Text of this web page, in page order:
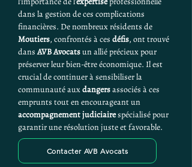
dans la gestion de ces complications
financières. De nombreux résidents de
Moutiers, confrontés à ces défis, ont trouvé
dans AVB Avocats un allié précieux pour
préserver leur bien-être économique. Il est
crucial de continuer à sensibiliser la
communauté aux dangers associés à ces
emprunts tout en encourageant un
accompagnement judiciaire spécialisé pour
garantir une résolution juste et favorable.
Contacter AVB Avocats